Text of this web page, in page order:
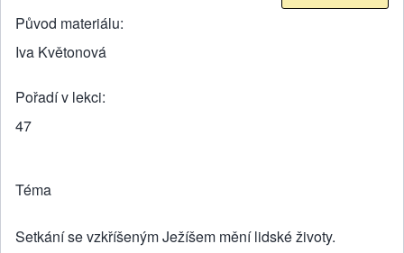
Původ materiálu
Iva Květonová
Pořadí v lekci
47
Téma
Setkání se vzkříšeným Ježíšem mění lidské životy.